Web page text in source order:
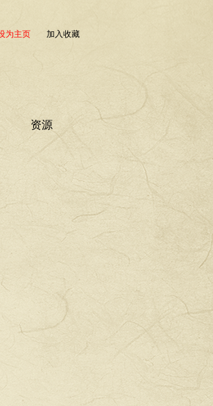
为主页 加入收藏
资源